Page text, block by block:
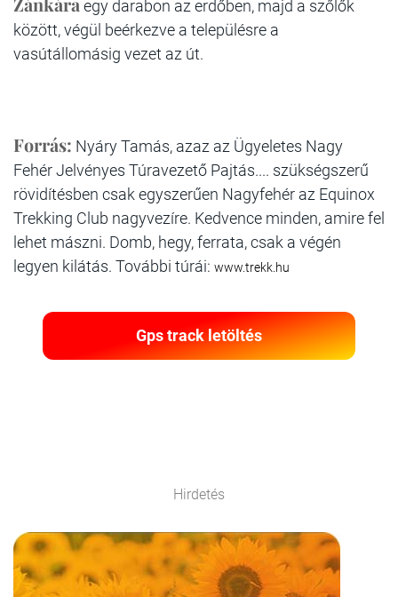
egy darabon az erdőben, majd a szőlők
között, végül beérkezve a településre a
vasútállomásig vezet az út.
Forrás: Nyáry Tamás, azaz az Ügyeletes Nagy
Fehér Jelvényes Túravezető Pajtás.... szükségszerű
rövidítésben csak egyszerűen Nagyfehér az Equinox
Trekking Club nagyvezíre. Kedvence minden, amire fel
lehet mászni. Domb, hegy, ferrata, csak a végén
legyen kilátás. További túrái: www.trekk.hu
Gps track letöltés
Hirdetés